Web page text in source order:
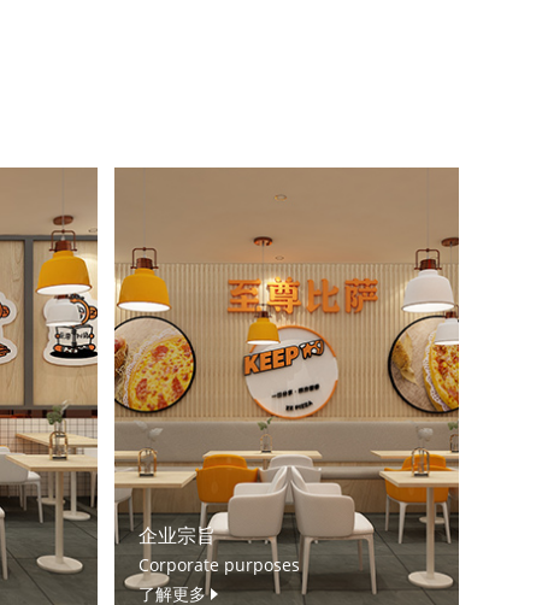
企业宗旨
Corporate purposes
了解更多